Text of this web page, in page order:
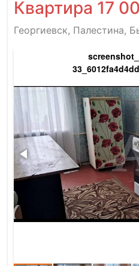
Квартира 17
Георгиевск, Палестина,